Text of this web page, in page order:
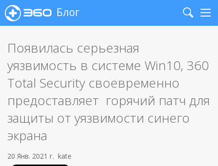
Блог
Search
Появилась серьезная
уязвимость в системе Win10, 360
Total Security своевременно
предоставляет горячий патч для
защиты от уязвимости синего
экрана
20 Янв. 2021 г. kate